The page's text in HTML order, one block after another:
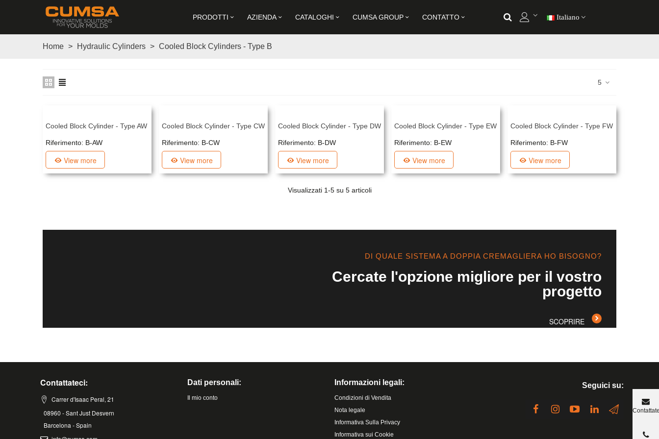
PRODOTTI AZIENDA CATALOGHI CUMSA GROUP CONTATTO Italiano
Home > Hydraulic Cylinders > Cooled Block Cylinders - Type B
5
Cooled Block Cylinder - Type AW
Riferimento: B-AW
View more
Cooled Block Cylinder - Type CW
Riferimento: B-CW
View more
Cooled Block Cylinder - Type DW
Riferimento: B-DW
View more
Cooled Block Cylinder - Type EW
Riferimento: B-EW
View more
Cooled Block Cylinder - Type FW
Riferimento: B-FW
View more
Visualizzati 1-5 su 5 articoli
DI QUALE SISTEMA A DOPPIA CREMAGLIERA HO BISOGNO?
Cercate l'opzione migliore per il vostro
progetto
SCOPRIRE
Contattateci:
Carrer d'Isaac Peral, 21
08960 - Sant Just Desvern
Barcelona - Spain
Dati personali:
Il mio conto
Informazioni legali:
Condizioni di Vendita
Nota legale
Informativa Sulla Privacy
Informativa sui Cookie
Seguici su: